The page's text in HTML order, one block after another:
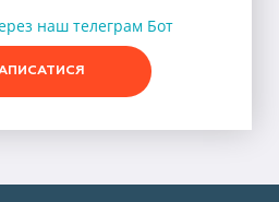
наш телеграм Бот